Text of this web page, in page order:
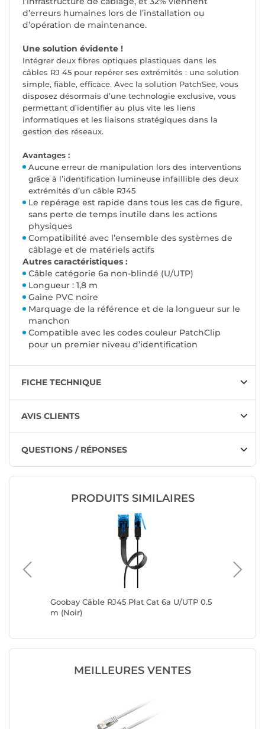
d’erreurs humaines lors de l’installation ou
d’opération de maintenance.
Une solution évidente !
Intégrer deux fibres optiques plastiques dans les
câbles RJ 45 pour repérer ses extrémités : une solution
simple, fiable, efficace. Avec la solution PatchSee, vous
disposez désormais d’une technologie exclusive, vous
permettant d’identifier au plus vite les liens
informatiques et les liaisons stratégiques dans la
gestion des réseaux.
Avantages :
Aucune erreur de manipulation lors des interventions
grâce à l’identification lumineuse infaillible des deux
extrémités d’un câble RJ45
Le repérage est rapide dans tous les cas de figure,
sans perte de temps inutile dans les actions
physiques
Compatibilité avec l’ensemble des systèmes de
câblage et de matériels actifs
Autres caractéristiques :
Câble catégorie 6a non-blindé (U/UTP)
Longueur : 1,8 m
Gaine PVC noire
Marquage de la référence et de la longueur sur le
manchon
Compatible avec les codes couleur PatchClip
pour un premier niveau d’identification
FICHE TECHNIQUE
AVIS CLIENTS
QUESTIONS / RÉPONSES
PRODUITS SIMILAIRES
Goobay Câble RJ45 Plat Cat 6a U/UTP 0.5
m (Noir)
MEILLEURES VENTES